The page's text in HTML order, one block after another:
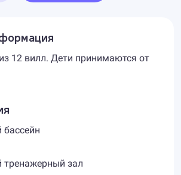
12 вилл. Дети принимаются от
тренажерный зал